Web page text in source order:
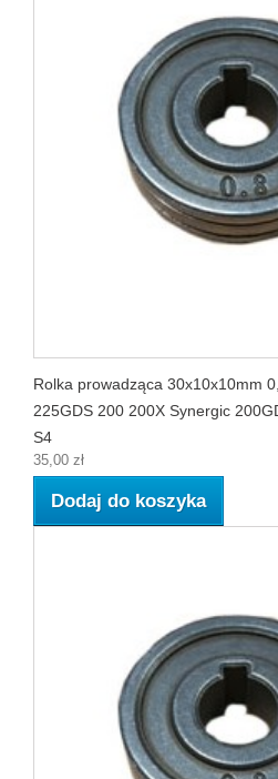
Rolka prowadząca 30x10x10mm
225GDS 200 200X Synergic
S4
35,00 zł
Dodaj do koszyka